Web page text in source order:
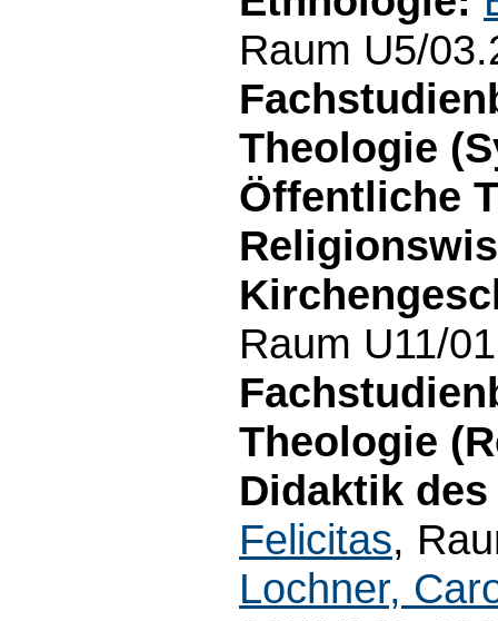
Raum U5/
Theologie
Öffentliche
Raum U11/
Theologie
Didaktik
Felicitas,
Lochner,